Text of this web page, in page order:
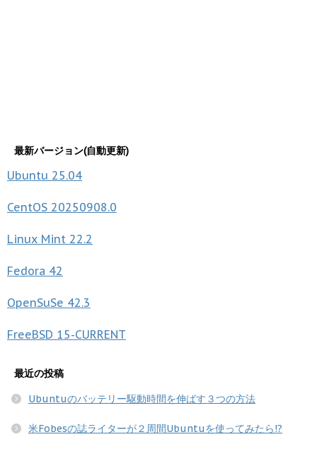
最新バージョン(自動更新)
Ubuntu 25.04
CentOS 20250908.0
Linux Mint 22.2
Fedora 42
OpenSuSe 42.3
FreeBSD 15-CURRENT
最近の投稿
Ubuntuのバッテリー駆動時間を伸ばす３つの方法
米Fobesの誌ライターが２周間Ubuntuを使ってみたら!?